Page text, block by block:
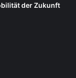
der Zukunft